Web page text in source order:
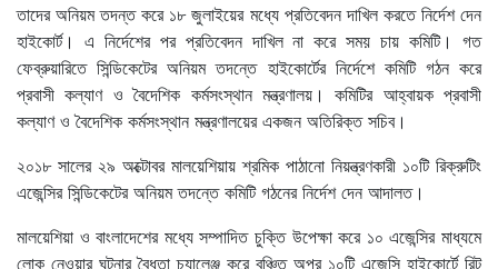
তাদের অনিয়ম তদন্ত করে ১৮ জুলাইয়ের মধ্যে প্রতিবেদন দাখিল করতে নির্দেশ দেন
হাইকোর্ট। এ নির্দেশের পর প্রতিবেদন দাখিল না করে সময় চায় কমিটি। গত
ফেব্রুয়ারিতে সিন্ডিকেটের অনিয়ম তদন্তে হাইকোর্টের নির্দেশে কমিটি গঠন করে
প্রবাসী কল্যাণ ও বৈদেশিক কর্মসংস্থান মন্ত্রণালয়। কমিটির আহ্বায়ক প্রবাসী
কল্যাণ ও বৈদেশিক কর্মসংস্থান মন্ত্রণালয়ের একজন অতিরিক্ত সচিব।
২০১৮ সালের ২৯ অক্টোবর মালয়েশিয়ায় শ্রমিক পাঠানো নিয়ন্ত্রণকারী ১০টি রিক্রুটিং
এজেন্সির সিন্ডিকেটের অনিয়ম তদন্তে কমিটি গঠনের নির্দেশ দেন আদালত।
মালয়েশিয়া ও বাংলাদেশের মধ্যে সম্পাদিত চুক্তি উপেক্ষা করে ১০ এজেন্সির মাধ্যমে
লোক নেওয়ার ঘটনার বৈধতা চ্যালেঞ্জ করে বঞ্চিত অপর ১০টি এজেন্সি হাইকোর্টে রিট